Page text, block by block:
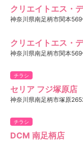
クリエイトエス・
神奈川県南足柄市関本
クリエイトエス・
神奈川県南足柄市関本
チラシ
セリア フジ塚原店
神奈川県南足柄市塚原
チラシ
DCM 南足柄店